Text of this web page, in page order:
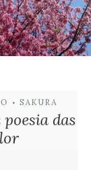
• SAKURA
das